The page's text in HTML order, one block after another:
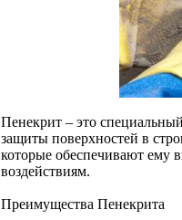
Пенекрит – это
защиты поверхностей в
которые обеспечивают ему
воздействиям.
Преимущества Пенекрита